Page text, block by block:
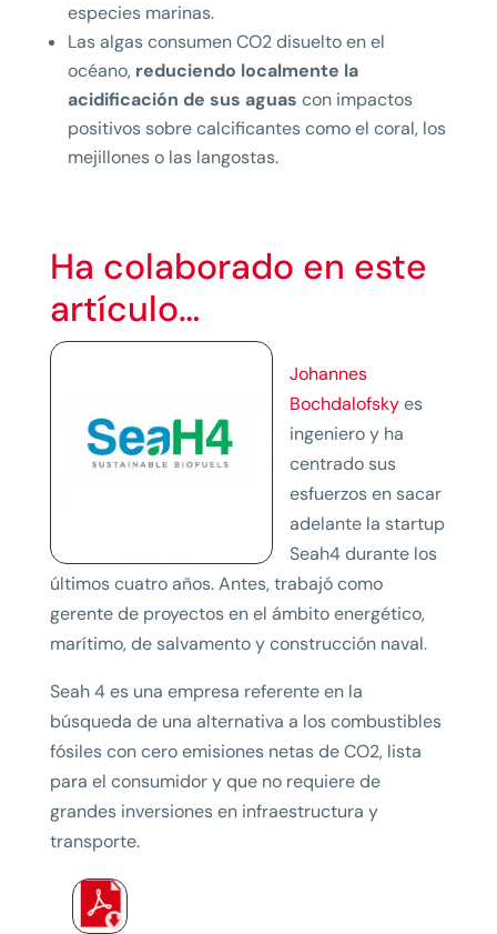
especies marinas.
Las algas consumen CO2 disuelto en el
océano, reduciendo localmente la
acidificación de sus aguas con impactos
positivos sobre calcificantes como el coral, los
mejillones o las langostas.
Ha colaborado en este
artículo…
Johannes
Bochdalofskyes
ingeniero y ha
centrado sus
esfuerzos en sacar
adelante la startup
Seah4 durante los
últimos cuatro años. Antes, trabajó como
gerente de proyectos en el ámbito energético,
marítimo, de salvamento y construcción naval.
Seah 4 es una empresa referente en la
búsqueda de una alternativa a los combustibles
fósiles con cero emisiones netas de CO2, lista
para el consumidor y que no requiere de
grandes inversiones en infraestructura y
transporte.